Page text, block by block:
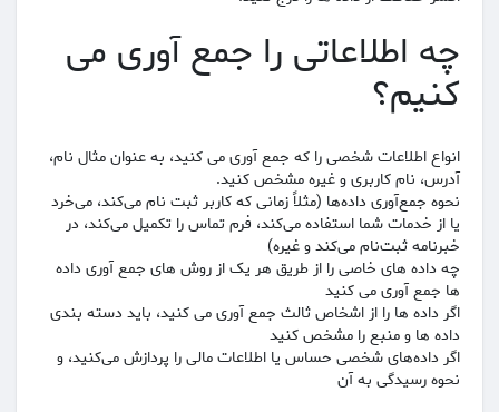
چه اطلاعاتی را جمع آوری می
کنیم؟
انواع اطلاعات شخصی را که جمع آوری می کنید، به عنوان مثال نام،
آدرس، نام کاربری و غیره مشخص کنید.
نحوه جمع‌آوری داده‌ها (مثلاً زمانی که کاربر ثبت نام می‌کند، می‌خرد
یا از خدمات شما استفاده می‌کند، فرم تماس را تکمیل می‌کند، در
خبرنامه ثبت‌نام می‌کند و غیره)
چه داده های خاصی را از طریق هر یک از روش های جمع آوری داده
ها جمع آوری می کنید
اگر داده ها را از اشخاص ثالث جمع آوری می کنید، باید دسته بندی
داده ها و منبع را مشخص کنید
اگر داده‌های شخصی حساس یا اطلاعات مالی را پردازش می‌کنید، و
نحوه رسیدگی به آن